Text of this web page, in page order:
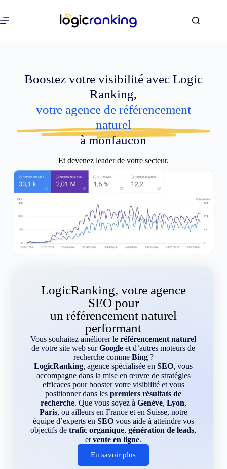
Boostez votre visibilité avec Logic
Ranking,
votre agence de référencement
naturel
à monfaucon
Et devenez leader de votre secteur.
LogicRanking, votre agence
SEO pour
un référencement naturel
performant
Vous souhaitez améliorer leréférencement naturel
de votre site web surGoogle et d’autres moteurs de
recherche comme Bing?
LogicRanking, agence spécialisée enSEO, vous
accompagne dans la mise en œuvre de stratégies
efficaces pour booster votre visibilité et vous
positionner dans lespremiers résultats de
recherche. Que vous soyez à Genève, Lyon,
Paris, ou ailleurs en France et en Suisse, notre
équipe d’experts en SEOvous aide à atteindre vos
objectifs detrafic organique,génération de leads,
etvente en ligne.
En savoir plus